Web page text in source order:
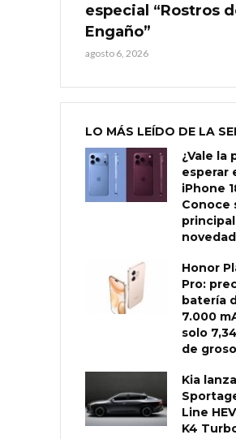
especial “Rostros
Engaño”
agosto 6, 2026
LO MÁS LEÍDO DE LA
¿Vale la
esperar
iPhone
Conoce
Honor
Pro:
batería
7.000
solo
de
Kia
Line
K4